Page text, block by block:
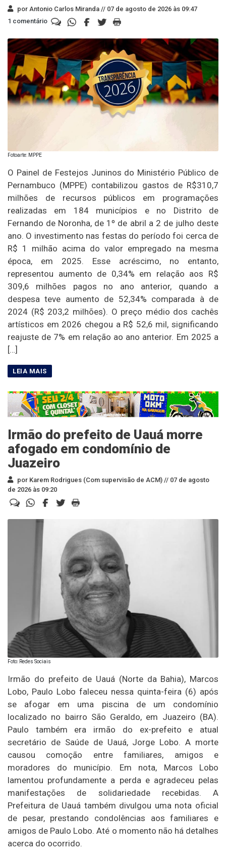
por Antonio Carlos Miranda // 07 de agosto de 2026 às 09:47
1 comentário
Fotoarte: MPPE
O Painel de Festejos Juninos do Ministério Público de
Pernambuco (MPPE) contabilizou gastos de R$310,7
milhões de recursos públicos em programações
realizadas em 184 municípios e no Distrito de
Fernando de Noronha, de 1º de abril a 2 de julho deste
ano. O investimento nas festas do período foi cerca de
R$ 1 milhão acima do valor empregado na mesma
época, em 2025. Esse acréscimo, no entanto,
representou aumento de 0,34% em relação aos R$
309,6 milhões pagos no ano anterior, quando a
despesa teve aumento de 52,34% comparada à de
2024 (R$ 203,2 milhões). O preço médio dos cachês
artísticos em 2026 chegou a R$ 52,6 mil, significando
reajuste de 7% em relação ao ano anterior. Em 2025 a
[…]
Irmão do prefeito de Uauá morre
afogado em condomínio de
Juazeiro
por Karem Rodrigues (Com supervisão de ACM) // 07 de agosto
de 2026 às 09:20
Foto: Redes Sociais
Irmão do prefeito de Uauá (Norte da Bahia), Marcos
Lobo, Paulo Lobo faleceu nessa quinta-feira (6) após
se afogar em uma piscina de um condomínio
localizado no bairro São Geraldo, em Juazeiro (BA).
Paulo também era irmão do ex-prefeito e atual
secretário de Saúde de Uauá, Jorge Lobo. A morte
causou comoção entre familiares, amigos e
moradores do município. Em nota, Marcos Lobo
lamentou profundamente a perda e agradeceu pelas
manifestações de solidariedade recebidas. A
Prefeitura de Uauá também divulgou uma nota oficial
de pesar, prestando condolências aos familiares e
amigos de Paulo Lobo. Até o momento não há detalhes
acerca do ocorrido.